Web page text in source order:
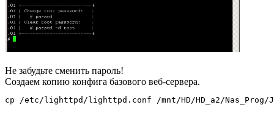
Говорим «Да». На предложение «login as» вводим «root» и 2
раза Enter. Видим